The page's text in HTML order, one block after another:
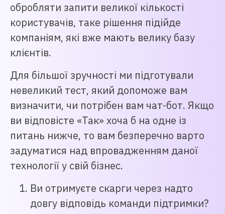
обробляти запити великої кількості
користувачів, таке рішення підійде
компаніям, які вже мають велику базу
клієнтів.
Для більшої зручності ми підготували
невеликий тест, який допоможе вам
визначити, чи потрібен вам чат-бот. Якщо
ви відповісте «Так» хоча б на одне із
питань нижче, то вам безперечно варто
задуматися над впровадженням даної
технології у свій бізнес.
Ви отримуєте скарги через надто
довгу відповідь команди підтримки?